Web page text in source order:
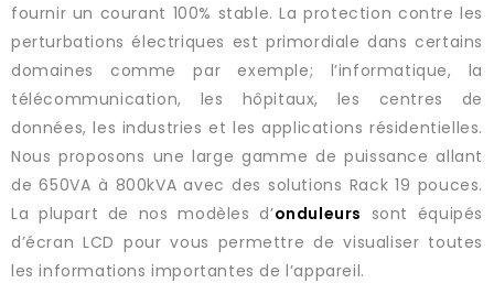
fournir un courant 100% stable. La protection contre les
perturbations électriques est primordiale dans certains
domaines comme par exemple; l’informatique, la
télécommunication, les hôpitaux, les centres de
données, les industries et les applications résidentielles.
Nous proposons une large gamme de puissance allant
de 650VA à 800kVA avec des solutions Rack 19 pouces.
La plupart de nos modèles d’onduleurs sont équipés
d’écran LCD pour vous permettre de visualiser toutes
les informations importantes de l’appareil.